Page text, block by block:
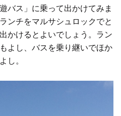
バス」に乗って出かけてみま
ンチをマルサシュロックでと
かけるとよいでしょう。ラン
よし、バスを乗り継いでほか
し。